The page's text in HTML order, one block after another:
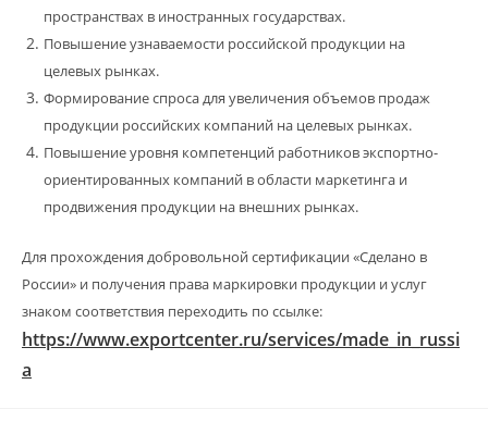
пространствах в иностранных государствах.
Повышение узнаваемости российской продукции на
целевых рынках.
Формирование спроса для увеличения объемов продаж
продукции российских компаний на целевых рынках.
Повышение уровня компетенций работников экспортно-
ориентированных компаний в области маркетинга и
продвижения продукции на внешних рынках.
Для прохождения добровольной сертификации «Сделано в
России» и получения права маркировки продукции и услуг
знаком соответствия переходить по ссылке:
https://www.exportcenter.ru/services/made_in_russi
a